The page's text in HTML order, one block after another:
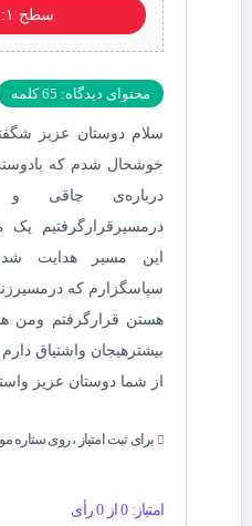
سطح ۱: کاربر مبتدی
محتوای دیدگاه: 65 کلمه
سلام دوستان عزیز
خوشحال شدم که
درباره‌ی چاقی
درمسیرقرارگرفتیم یک
این مسیر هدایت شدم
سپاسگزارم که
هستن قرارگرفتم ومن
بیشترهیجان واشتیاق
از شما دوستان عزیز
برای ثبت امتیاز ، روی ستاره
امتیاز: 0 از 0 رأی